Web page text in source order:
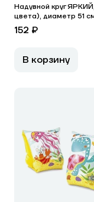
Надувной круг
цвета), диаметр 51
152 ₽
В корзину